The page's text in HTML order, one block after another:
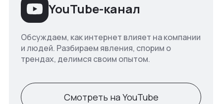
YouTube-канал
Обсуждаем, как интернет влияет на компании
и людей. Разбираем явления, спорим о
трендах, делимся своим опытом.
Смотреть на YouTube